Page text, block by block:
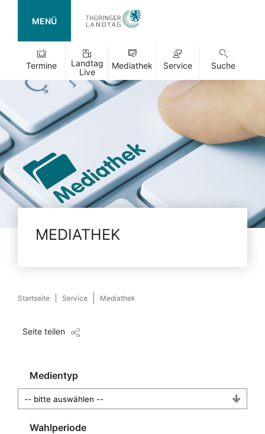
MENÜ
Termine
Landtag
Live
Mediathek Service Suche
MEDIATHEK
Startseite Service Mediathek
Seite teilen
Medientyp
Wahlperiode